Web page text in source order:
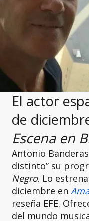
El actor
de
Escena en
Antonio
distinto” su
Negro. Lo
diciembre en
reseña EFE.
del mundo